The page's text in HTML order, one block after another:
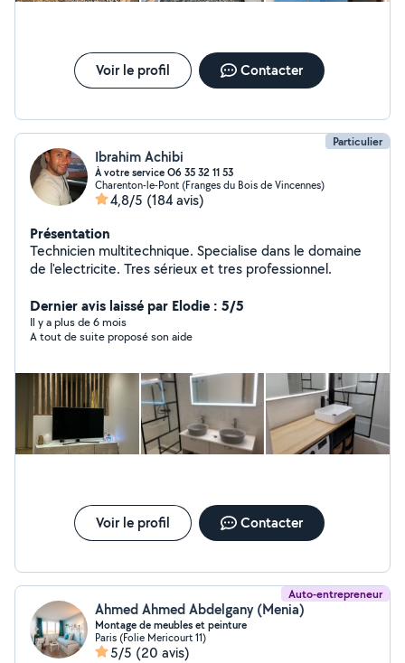
Voir le profil Contacter
Particulier
Ibrahim Achibi
À votre service O6 35 32 11 53
Charenton-le-Pont (Franges du Bois de Vincennes)
4,8/5 (184 avis)
Présentation
Technicien multitechnique. Specialise dans le domaine
de l'electricite. Tres sérieux et tres professionnel.
Dernier avis laissé par Elodie : 5/5
Il y a plus de 6 mois
A tout de suite proposé son aide
Voir le profil Contacter
Auto-entrepreneur
Ahmed Ahmed Abdelgany (Menia)
Montage de meubles et peinture
Paris (Folie Mericourt 11)
5/5 (20 avis)